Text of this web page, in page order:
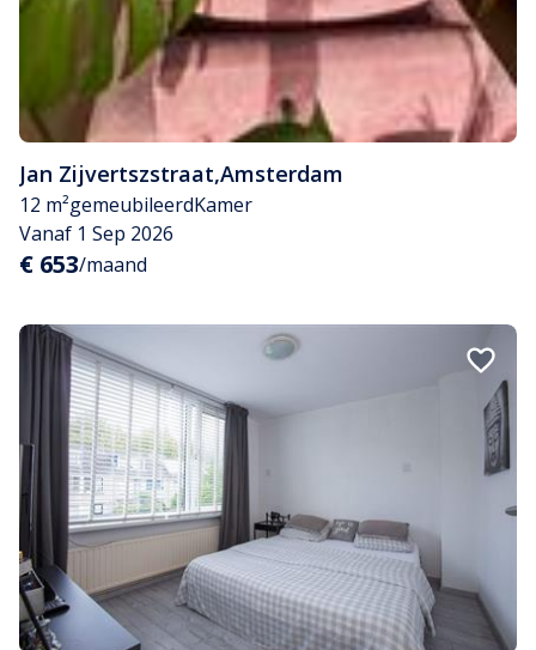
Jan Zijvertszstraat,Amsterdam
12 m²gemeubileerdKamer
Vanaf 1 Sep 2026
€ 653/maand